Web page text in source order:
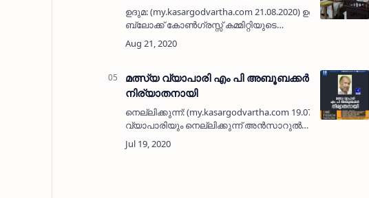
ഉദുമ: (my.kasargodvartha.com 21.08.2020) ഉദുമ
ബ്ലോക്ക് കോൺഗ്രസ്സ് കമ്മിറ്റിയുടെ
ആഭിമുഖ്യത്തിൽ രാജീവ് ഗാന്ധിയുടെ
ജന്മദിനമായ ആഗസ്ത് 20 ന് സദ്ഭാവന
മത്സ്യ വ്യാപാരി എം പി അബൂബക്കർ
നിര്യാതനായി
നെല്ലിക്കുന്ന്: (my.kasargodvartha.com 19.07.2020) മത്സ്യ
വ്യാപാരിയും നെല്ലിക്കുന്ന് അൻസാറുൽ
ഇസ്‌ലാം സംഘം പ്രസിഡന്റുമായ എം പി
അബൂബക്കർ (58) നിര്യാതനായി.